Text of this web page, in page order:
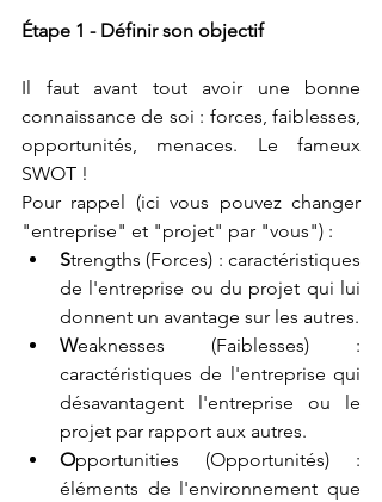
Étape 1 - Définir son objectif
Il faut avant tout avoir une bonne
connaissance de soi : forces, faiblesses,
opportunités, menaces. Le fameux
SWOT !
Pour rappel (ici vous pouvez changer
"entreprise" et "projet" par "vous") :
Strengths (Forces) : caractéristiques
de l'entreprise ou du projet qui lui
donnent un avantage sur les autres.
Weaknesses (Faiblesses) :
caractéristiques de l'entreprise qui
désavantagent l'entreprise ou le
projet par rapport aux autres.
Opportunities (Opportunités) :
éléments de l'environnement que